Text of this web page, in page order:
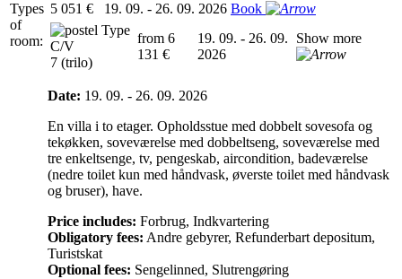
Types
of
room:
5 051 €
19. 09. - 26. 09. 2026 Book
Type
C/V
7 (trilo)
from 6
131 €
19. 09. - 26. 09.
2026
Show more
Date: 19. 09. - 26. 09. 2026
En villa i to etager. Opholdsstue med dobbelt sovesofa og
tekøkken, soveværelse med dobbeltseng, soveværelse med
tre enkeltsenge, tv, pengeskab, aircondition, badeværelse
(nedre toilet kun med håndvask, øverste toilet med håndvask
og bruser), have.
Price includes: Forbrug, Indkvartering
Obligatory fees: Andre gebyrer, Refunderbart depositum,
Turistskat
Optional fees: Sengelinned, Slutrengøring